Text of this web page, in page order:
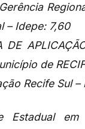
– Idepe: 7,60
DE
de
Recife Sul –
Estadual